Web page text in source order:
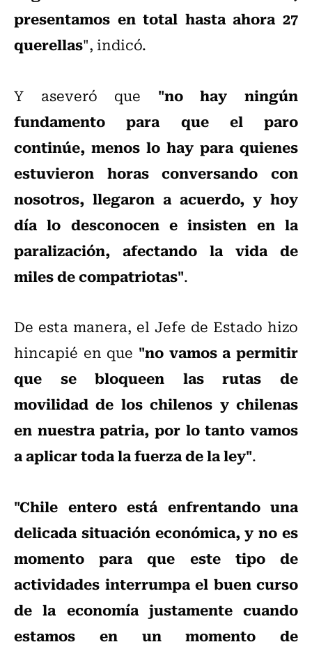
presentamos en total hasta ahora 27
querellas", indicó.
Y aseveró que "no hay ningún
fundamento para que el paro
continúe, menos lo hay para quienes
estuvieron horas conversando con
nosotros, llegaron a acuerdo, y hoy
día lo desconocen e insisten en la
paralización, afectando la vida de
miles de compatriotas".
De esta manera, el Jefe de Estado hizo
hincapié en que "no vamos a permitir
que se bloqueen las rutas de
movilidad de los chilenos y chilenas
en nuestra patria, por lo tanto vamos
a aplicar toda la fuerza de la ley".
"Chile entero está enfrentando una
delicada situación económica, y no es
momento para que este tipo de
actividades interrumpa el buen curso
de la economía justamente cuando
estamos en un momento de